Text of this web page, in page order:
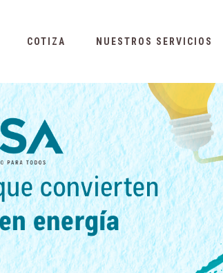
COTIZA NUESTROS SERVICIOS